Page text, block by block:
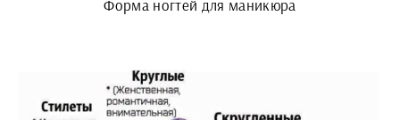
Форма ногтей для маникюра